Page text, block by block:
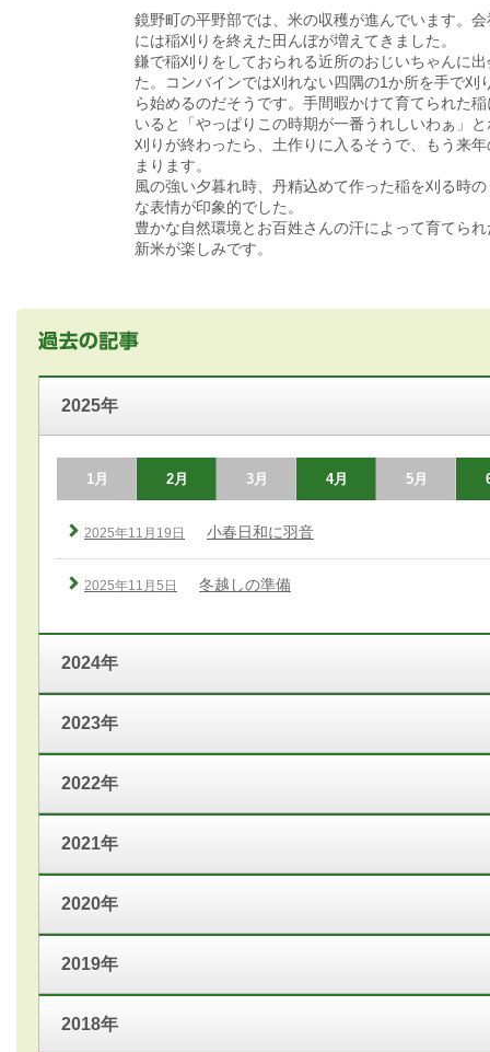
鏡野町の平野部では、米の収穫が進んでいます。
には稲刈りを終えた田んぼが増えてきました。
鎌で稲刈りをしておられる近所のおじいちゃんに
た。コンバインでは刈れない四隅の1か所を手で刈
ら始めるのだそうです。手間暇かけて育てられた
いると「やっぱりこの時期が一番うれしいわぁ」
刈りが終わったら、土作りに入るそうで、もう来
まります。
風の強い夕暮れ時、丹精込めて作った稲を刈る時
な表情が印象的でした。
豊かな自然環境とお百姓さんの汗によって育てら
新米が楽しみです。
2025年
1月 2月 3月 4月 5月
2025年11月19日 小春日和に羽音
2025年11月5日 冬越しの準備
2024年
2023年
2022年
2021年
2020年
2019年
2018年